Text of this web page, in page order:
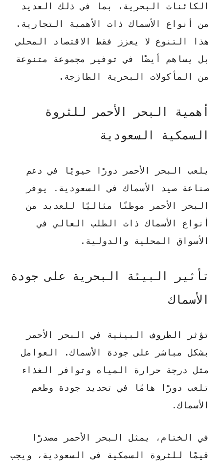
الكائنات البحرية، بما في ذلك العديد
من أنواع الأسماك ذات الأهمية التجارية.
هذا التنوع لا يعزز فقط الاقتصاد المحلي
بل يساهم أيضًا في توفير مجموعة متنوعة
من المأكولات البحرية الطازجة.
أهمية البحر الأحمر للثروة
السمكية السعودية
يلعب البحر الأحمر دورًا حيويًا في دعم
صناعة صيد الأسماك في السعودية. يوفر
البحر الأحمر موطنًا مثاليًا للعديد من
أنواع الأسماك ذات الطلب العالي في
الأسواق المحلية والدولية.
تأثير البيئة البحرية على جودة
الأسماك
تؤثر الظروف البيئية في البحر الأحمر
بشكل مباشر على جودة الأسماك. العوامل
مثل درجة حرارة المياه وتوافر الغذاء
تلعب دورًا هامًا في تحديد جودة وطعم
الأسماك.
في الختام، يمثل البحر الأحمر مصدرًا
قيمًا للثروة السمكية في السعودية، ويجب